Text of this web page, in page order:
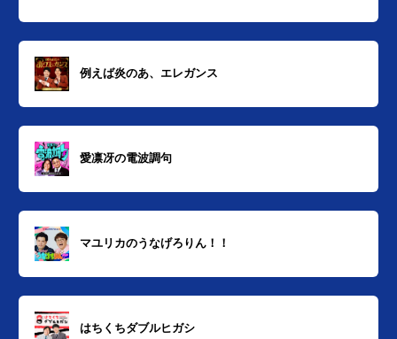
例えば炎のあ、エレガンス
愛凛冴の電波調句
マユリカのうなげろりん！！
はちくちダブルヒガシ